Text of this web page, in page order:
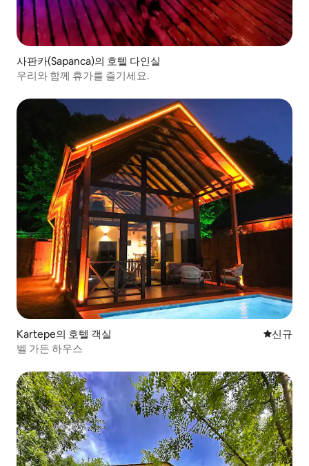
사판카(Sapanca)의 호텔 다인실
우리와 함께 휴가를 즐기세요.
Kartepe의 호텔 객실 신규 숙소
신규
벨 가든 하우스